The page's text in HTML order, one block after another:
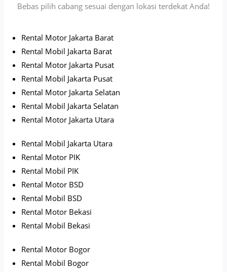
Bebas pilih cabang sesuai dengan lokasi terdekat Anda!
Rental Motor Jakarta Barat
Rental Mobil Jakarta Barat
Rental Motor Jakarta Pusat
Rental Mobil Jakarta Pusat
Rental Motor Jakarta Selatan
Rental Mobil Jakarta Selatan
Rental Motor Jakarta Utara
Rental Mobil Jakarta Utara
Rental Motor PIK
Rental Mobil PIK
Rental Motor BSD
Rental Mobil BSD
Rental Motor Bekasi
Rental Mobil Bekasi
Rental Motor Bogor
Rental Mobil Bogor